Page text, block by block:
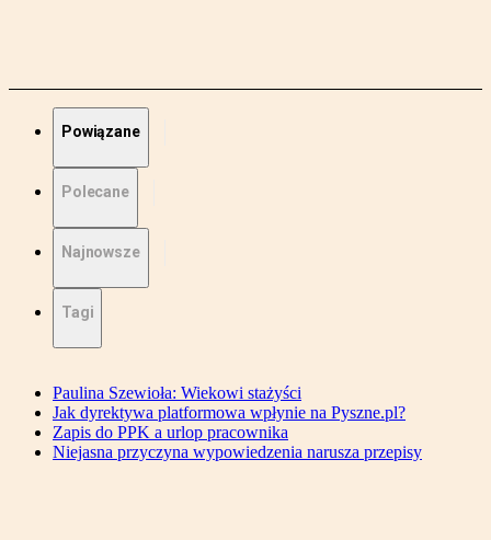
Powiązane
Polecane
Najnowsze
Tagi
Paulina Szewioła: Wiekowi stażyści
Jak dyrektywa platformowa wpłynie na Pyszne.pl?
Zapis do PPK a urlop pracownika
Niejasna przyczyna wypowiedzenia narusza przepisy